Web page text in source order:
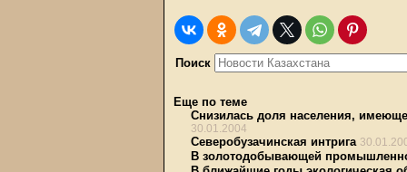
Поиск
Еще по теме
Снизилась доля населения,
30.01.2004
Северобузачинская интрига
В золотодобывающей